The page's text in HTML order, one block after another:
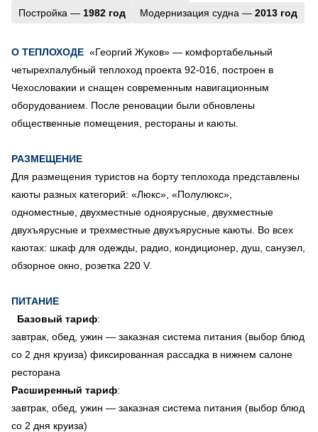
Постройка — 1982 год Модернизация судна — 2013 год
О ТЕПЛОХОДЕ «Георгий Жуков» — комфортабельный
четырехпалубный теплоход проекта 92-016, построен в
Чехословакии и снащен современным навигационным
оборудованием. После реновации были обновлены
общественные помещения, рестораны и каюты.
РАЗМЕЩЕНИЕ
Для размещения туристов на борту теплохода представлены
каюты разных категорий: «Люкс», «Полулюкс»,
одноместные, двухместные одноярусные, двухместные
двухъярусные и трехместные двухъярусные каюты. Во всех
каютах: шкаф для одежды, радио, кондиционер, душ, санузел,
обзорное окно, розетка 220 V.
ПИТАНИЕ
Базовый тариф:
завтрак, обед, ужин — заказная система питания (выбор блюд
со 2 дня круиза) фиксированная рассадка в нижнем салоне
ресторана
Расширенный тариф:
завтрак, обед, ужин — заказная система питания (выбор блюд
со 2 дня круиза)